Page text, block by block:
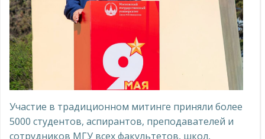
Участие в традиционном митинге приняли более
5000 студентов, аспирантов, преподавателей и
сотрудников МГУ всех факультетов, школ,